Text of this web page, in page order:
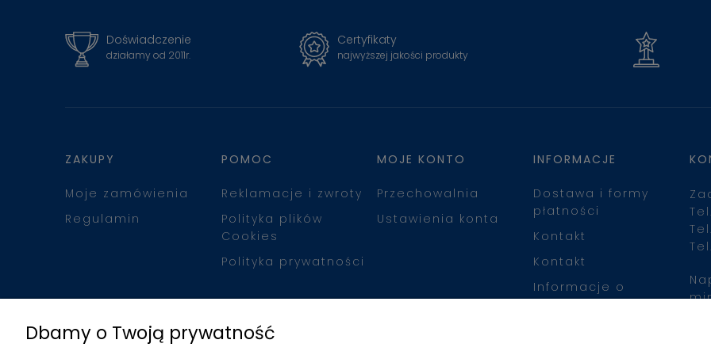
Doświadczenie
działamy od 2011r.
Certyfikaty
najwyższej jakości produkty
ZAKUPY
Moje zamówienia
Regulamin
POMOC
Reklamacje i zwroty
Polityka plików
Cookies
Polityka prywatności
MOJE KONTO
Przechowalnia
Ustawienia konta
INFORMACJE
Dostawa i formy
płatności
Kontakt
Kontakt
Informacje o
Dbamy o Twoją prywatność